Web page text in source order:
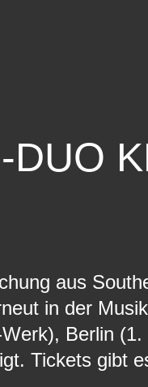
DUO
aus
in der
Berlin (1.
Tickets gibt